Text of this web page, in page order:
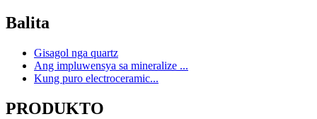
Balita
Gisagol nga quartz
Ang impluwensya sa mineralize ...
Kung puro electroceramic...
PRODUKTO